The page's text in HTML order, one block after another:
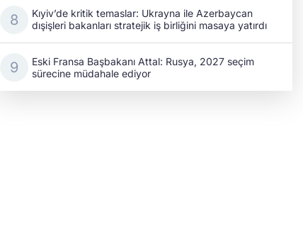
Kıyiv’de kritik temaslar: Ukrayna ile Azerbaycan
dışişleri bakanları stratejik iş birliğini masaya yatırdı
Eski Fransa Başbakanı Attal: Rusya, 2027 seçim
sürecine müdahale ediyor